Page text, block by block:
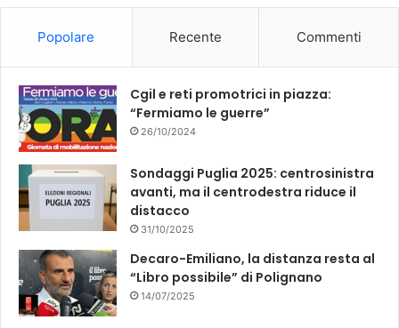
k
Popolare Recente Commenti
Cgil e reti promotrici in piazza:
“Fermiamo le guerre”
26/10/2024
Sondaggi Puglia 2025: centrosinistra
avanti, ma il centrodestra riduce il
distacco
31/10/2025
Decaro-Emiliano, la distanza resta al
“Libro possibile” di Polignano
14/07/2025